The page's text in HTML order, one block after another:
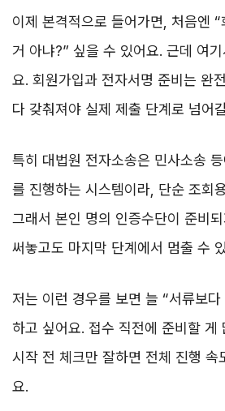
이제 본격적으로 들어가면, 처음엔
거 아냐?” 싶을 수 있어요. 근데 여
요. 회원가입과 전자서명 준비는 완
다 갖춰져야 실제 제출 단계로 넘어
특히 대법원 전자소송은 민사소송
를 진행하는 시스템이라, 단순 조회
그래서 본인 명의 인증수단이 준비
써놓고도 마지막 단계에서 멈출 수
저는 이런 경우를 보면 늘 “서류보
하고 싶어요. 접수 직전에 준비할 게
시작 전 체크만 잘하면 전체 진행 속
요.